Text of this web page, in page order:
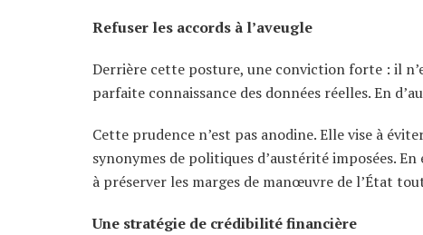
Refuser les accords à l’aveugle
Derrière cette posture, une conviction forte : il
parfaite connaissance des données réelles. En
Cette prudence n’est pas anodine. Elle vise à
synonymes de politiques d’austérité imposées.
à préserver les marges de manœuvre de l’État
Une stratégie de crédibilité financière